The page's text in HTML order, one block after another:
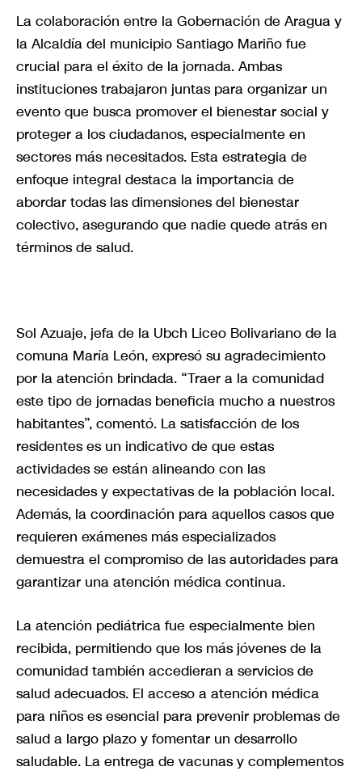
La colaboración entre la Gobernación de Aragua y
la Alcaldía del municipio Santiago Mariño fue
crucial para el éxito de la jornada. Ambas
instituciones trabajaron juntas para organizar un
evento que busca promover el bienestar social y
proteger a los ciudadanos, especialmente en
sectores más necesitados. Esta estrategia de
enfoque integral destaca la importancia de
abordar todas las dimensiones del bienestar
colectivo, asegurando que nadie quede atrás en
términos de salud.
Sol Azuaje, jefa de la Ubch Liceo Bolivariano de la
comuna María León, expresó su agradecimiento
por la atención brindada. “Traer a la comunidad
este tipo de jornadas beneficia mucho a nuestros
habitantes”, comentó. La satisfacción de los
residentes es un indicativo de que estas
actividades se están alineando con las
necesidades y expectativas de la población local.
Además, la coordinación para aquellos casos que
requieren exámenes más especializados
demuestra el compromiso de las autoridades para
garantizar una atención médica continua.
La atención pediátrica fue especialmente bien
recibida, permitiendo que los más jóvenes de la
comunidad también accedieran a servicios de
salud adecuados. El acceso a atención médica
para niños es esencial para prevenir problemas de
salud a largo plazo y fomentar un desarrollo
saludable. La entrega de vacunas y complementos